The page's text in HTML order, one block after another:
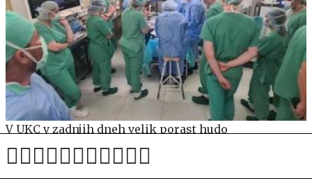
V UKC v zadnjih dneh velik porast hudo
poškodovanih. To je razlog.